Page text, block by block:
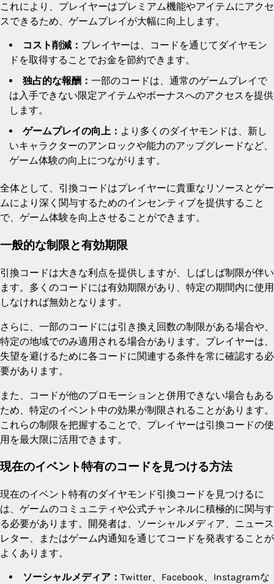
これにより、プレイヤーはプレミアム機能やアイテムにアクセ
スできるため、ゲームプレイが大幅に向上します。
コスト削減： プレイヤーは、コードを通じてダイヤモン
ドを取得することでお金を節約できます。
独占的な報酬： 一部のコードは、通常のゲームプレイで
は入手できない限定アイテムやボーナスへのアクセスを提供
します。
ゲームプレイの向上： より多くのダイヤモンドは、新し
いキャラクターのアンロックや能力のアップグレードなど、
ゲーム体験の向上につながります。
全体として、引換コードはプレイヤーに貴重なリソースとゲー
ムにより深く関与するためのインセンティブを提供すること
で、ゲーム体験を向上させることができます。
一般的な制限と有効期限
引換コードは大きな利点を提供しますが、しばしば制限が伴い
ます。多くのコードには有効期限があり、特定の期間内に使用
しなければ無効となります。
さらに、一部のコードには引き換え回数の制限がある場合や、
特定の地域でのみ適用される場合があります。プレイヤーは、
失望を避けるために各コードに関連する条件を常に確認する必
要があります。
また、コードが他のプロモーションと併用できない場合もある
ため、特定のイベント中の効果が制限されることがあります。
これらの制限を把握することで、プレイヤーは引換コードの使
用を最大限に活用できます。
現在のイベント特有のコードを見つける方法
現在のイベント特有のダイヤモンド引換コードを見つけるに
は、ゲームのコミュニティや公式チャンネルに積極的に関与す
る必要があります。開発者は、ソーシャルメディア、ニュース
レター、またはゲーム内通知を通じてコードを発表することが
よくあります。
ソーシャルメディア： Twitter、Facebook、Instagramな